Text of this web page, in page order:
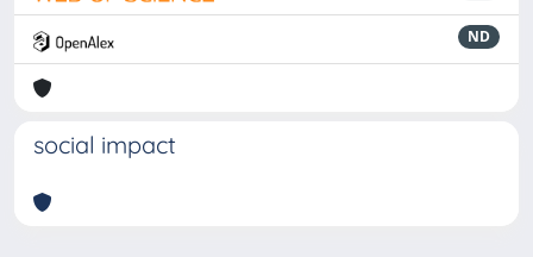
ND
social impact